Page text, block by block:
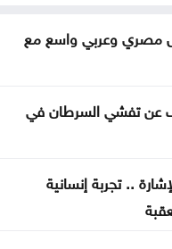
تحسين كفاءة قطاع
بالتزامن مع
مصري وعربي واسع مع
عن تفشي السرطان في
.. تجربة إنسانية